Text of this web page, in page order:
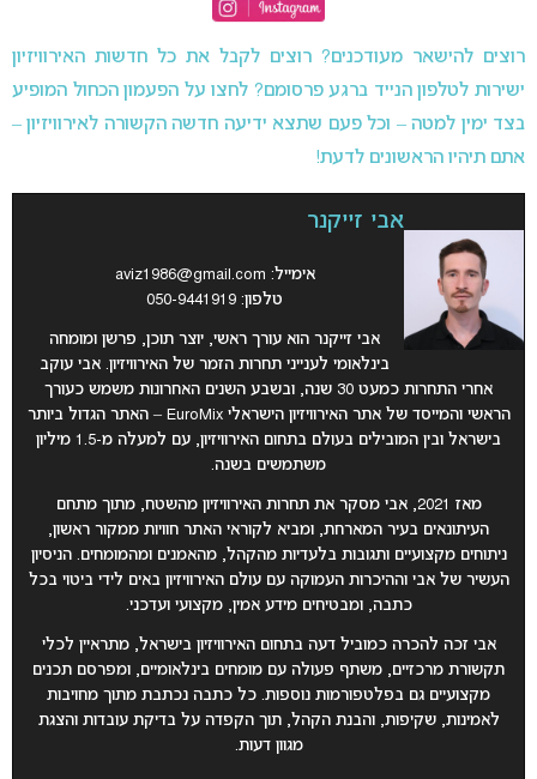
רוצים להישאר מעודכנים? רוצים לקבל את כל חדשות האירוויזיון
ישירות לטלפון הנייד ברגע פרסומם? לחצו על הפעמון הכחול המופיע
בצד ימין למטה – וכל פעם שתצא ידיעה חדשה הקשורה לאירוויזיון –
אתם תיהיו הראשונים לדעת!
אבי זייקנר
אימייל: aviz1986@gmail.com
טלפון: 050-9441919
אבי זייקנר הוא עורך ראשי, יוצר תוכן, פרשן ומומחה
בינלאומי לענייני תחרות הזמר של האירוויזיון. אבי עוקב
אחרי התחרות כמעט 30 שנה, ובשבע השנים האחרונות משמש כעורך
הראשי והמייסד של אתר האירוויזיון הישראלי EuroMix – האתר הגדול ביותר
בישראל ובין המובילים בעולם בתחום האירוויזיון, עם למעלה מ-1.5 מיליון
משתמשים בשנה.
מאז 2021, אבי מסקר את תחרות האירוויזיון מהשטח, מתוך מתחם
העיתונאים בעיר המארחת, ומביא לקוראי האתר חוויות ממקור ראשון,
ניתוחים מקצועיים ותגובות בלעדיות מהקהל, מהאמנים ומהמומחים. הניסיון
העשיר של אבי וההיכרות העמוקה עם עולם האירוויזיון באים לידי ביטוי בכל
כתבה, ומבטיחים מידע אמין, מקצועי ועדכני.
אבי זכה להכרה כמוביל דעה בתחום האירוויזיון בישראל, מתראיין לכלי
תקשורת מרכזיים, משתף פעולה עם מומחים בינלאומיים, ומפרסם תכנים
מקצועיים גם בפלטפורמות נוספות. כל כתבה נכתבת מתוך מחויבות
לאמינות, שקיפות, והבנת הקהל, תוך הקפדה על בדיקת עובדות והצגת
מגוון דעות.